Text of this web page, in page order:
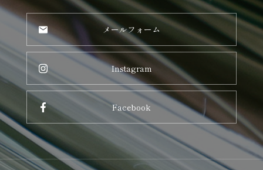
メールフォーム
Instagram
Facebook